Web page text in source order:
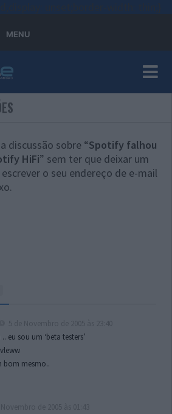
MENU
discussão sobre “Spotify falhou
HiFi” sem ter que deixar um
o seu endereço de e-mail
eu sou um ‘beta testers’
bom mesmo..